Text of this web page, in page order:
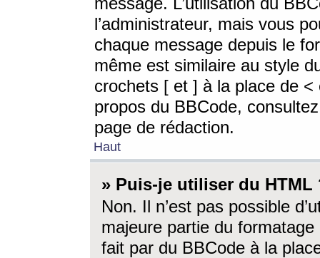
l’administrateur, mais vous
chaque message depuis le
même est similaire au style
crochets [ et ] à la place de <
propos du BBCode,
page de rédaction.
Haut
» Puis-je utiliser du HTML
Non. Il n’est pas possible
majeure partie du
fait par du BBCode à la